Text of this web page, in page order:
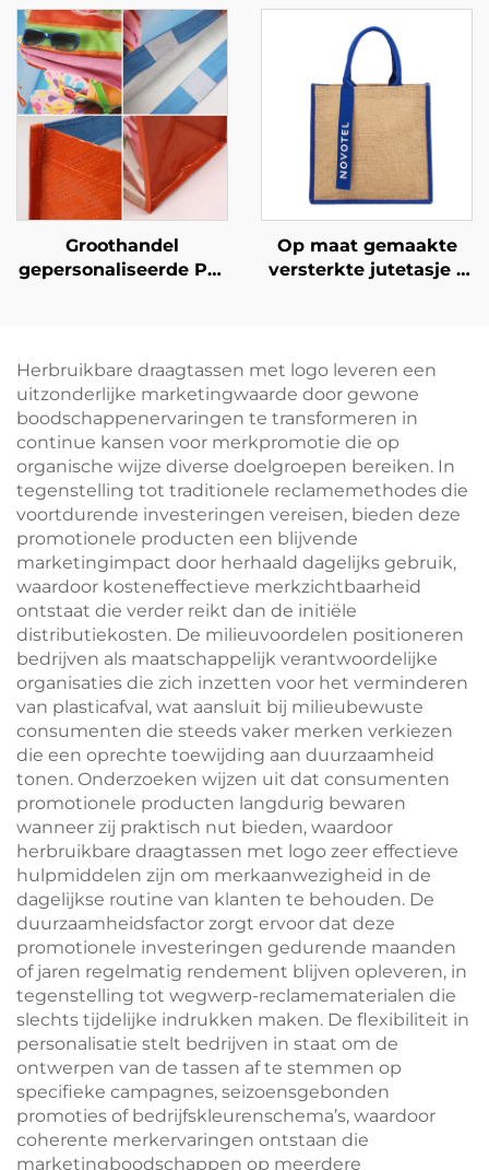
Verhoog uw merk met
gepersonaliseerde
merchandising
boodschappentassen –
Gepersonaliseerde
gemerkte
draagzakken voor
retail en lifestyle
Groothandel
gepersonaliseerde PP-
boodschappentassen
voor
groothandelsaankoop
Op maat gemaakte
versterkte jutetasje –
optimale
merkzichtbaarheid
Herbruikbare draagtassen met logo leveren een
uitzonderlijke marketingwaarde door gewone
boodschappenervaringen te transformeren in
continue kansen voor merkpromotie die op
organische wijze diverse doelgroepen bereiken. In
tegenstelling tot traditionele reclamemethodes die
voortdurende investeringen vereisen, bieden deze
promotionele producten een blijvende
marketingimpact door herhaald dagelijks gebruik,
waardoor kosteneffectieve merkzichtbaarheid
ontstaat die verder reikt dan de initiële
distributiekosten. De milieuvoordelen positioneren
bedrijven als maatschappelijk verantwoordelijke
organisaties die zich inzetten voor het verminderen
van plasticafval, wat aansluit bij milieubewuste
consumenten die steeds vaker merken verkiezen
die een oprechte toewijding aan duurzaamheid
tonen. Onderzoeken wijzen uit dat consumenten
promotionele producten langdurig bewaren
wanneer zij praktisch nut bieden, waardoor
herbruikbare draagtassen met logo zeer effectieve
hulpmiddelen zijn om merkaanwezigheid in de
dagelijkse routine van klanten te behouden. De
duurzaamheidsfactor zorgt ervoor dat deze
promotionele investeringen gedurende maanden
of jaren regelmatig rendement blijven opleveren, in
tegenstelling tot wegwerp-reclamematerialen die
slechts tijdelijke indrukken maken. De flexibiliteit in
personalisatie stelt bedrijven in staat om de
ontwerpen van de tassen af te stemmen op
specifieke campagnes, seizoensgebonden
promoties of bedrijfskleurenschema’s, waardoor
coherente merkervaringen ontstaan die
marketingboodschappen op meerdere